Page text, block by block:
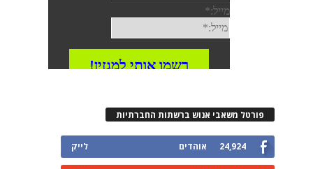
פורטל משאבי אנוש ברשתות החברתיות
24,924 אוהדים לייק